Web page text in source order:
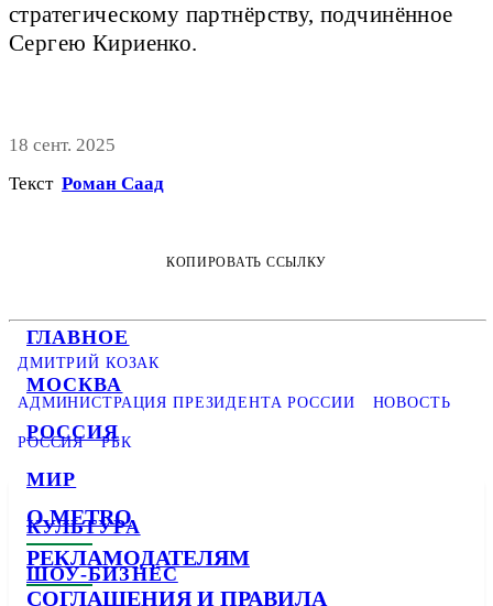
ГЛАВНОЕ
МОСКВА
РОССИЯ
МИР
КУЛЬТУРА
ШОУ-БИЗНЕС
стратегическому партнёрству, подчинённое
Сергею Кириенко.
18 сент. 2025
Текст Роман Саад
КОПИРОВАТЬ ССЫЛКУ
ДМИТРИЙ КОЗАК
АДМИНИСТРАЦИЯ ПРЕЗИДЕНТА РОССИИ НОВОСТЬ
РОССИЯ РБК
О METRO
РЕКЛАМОДАТЕЛЯМ
СОГЛАШЕНИЯ И ПРАВИЛА